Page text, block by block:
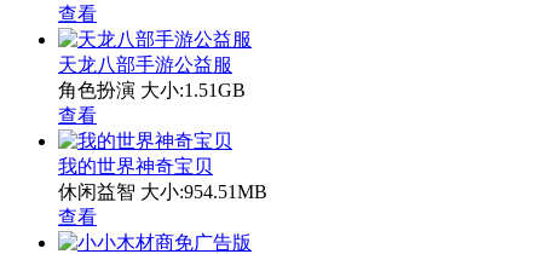
查看
天龙八部手游公益服
角色扮演 大小:1.51GB
查看
我的世界神奇宝贝
休闲益智 大小:954.51MB
查看